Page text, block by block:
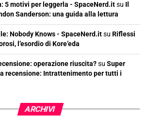
5 motivi per leggerla - SpaceNerd.itsu Il
Sanderson: una guida alla lettura
Nobody Knows - SpaceNerd.itsu Riflessi
l’esordio di Kore’eda
operazione riuscita?su Super
recensione: Intrattenimento per tutti i
ARCHIVI